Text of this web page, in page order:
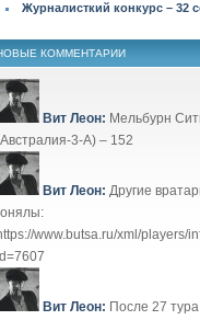
Журналисткий конкурс – 32
КОММЕНТАРИИ
Вит Леон: Мельбурн
3-А) – 152
Вит Леон: Другие
www.butsa.ru/xml/players/
Вит Леон: После 27